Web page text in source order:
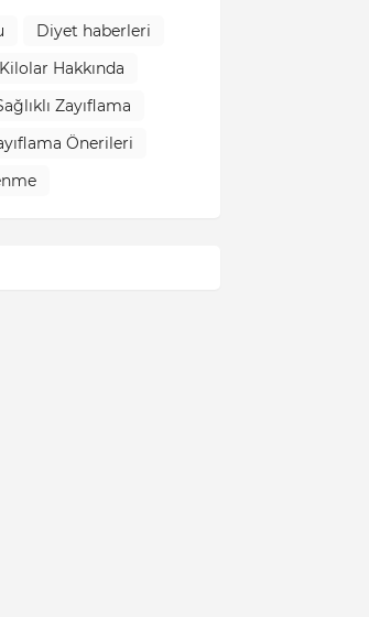
Diyet haberleri
Kilolar Hakkında
Zayıflama
Önerileri